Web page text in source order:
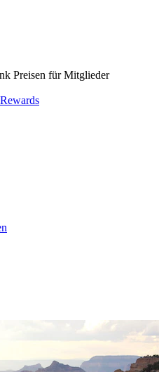
Preisen für Mitglieder